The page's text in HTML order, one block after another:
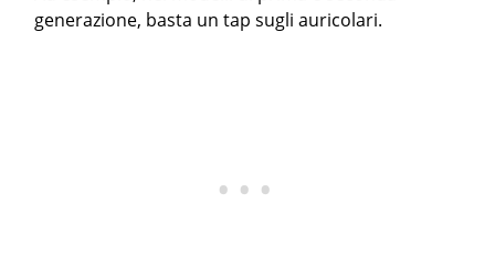
generazione, basta un tap sugli auricolari.